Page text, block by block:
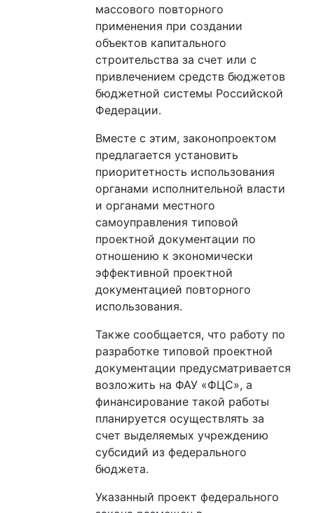
массового повторного
применения при создании
объектов капитального
строительства за счет или с
привлечением средств бюджетов
бюджетной системы Российской
Федерации.
Вместе с этим, законопроектом
предлагается установить
приоритетность использования
органами исполнительной власти
и органами местного
самоуправления типовой
проектной документации по
отношению к экономически
эффективной проектной
документацией повторного
использования.
Также сообщается, что работу по
разработке типовой проектной
документации предусматривается
возложить на ФАУ «ФЦС», а
финансирование такой работы
планируется осуществлять за
счет выделяемых учреждению
субсидий из федерального
бюджета.
Указанный проект федерального